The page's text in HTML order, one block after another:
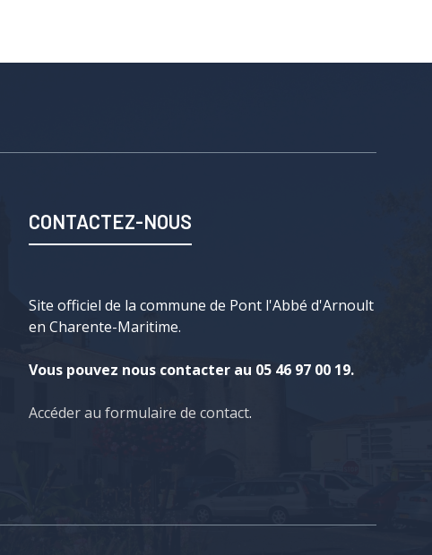
CONTACTEZ-NOUS
Site officiel de la commune de Pont l'Abbé d'Arnoult
en Charente-Maritime.
Vous pouvez nous contacter au 05 46 97 00 19.
Accéder au formulaire de contact.